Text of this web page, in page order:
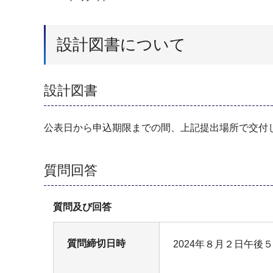
設計図書について
設計図書
公表日から申込期限までの間、上記提出場所で交付
質問回答
質問及び回答
質問締切日時 2024年８月２日午後